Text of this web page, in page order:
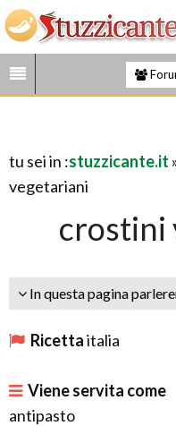
tu sei in :stuzzicante.it
vegetariani
crostini
In questa pagina
Ricettaitalia
Viene servita come
antipasto